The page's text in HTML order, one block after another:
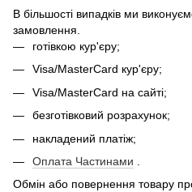
В більшості випадків ми
замовлення.
готівкою кур'єру;
Visa/MasterCard кур'єру;
Visa/MasterCard на сайті;
безготівковий розрахунок;
накладений платіж;
Оплата Частинами
Обмін або повернення товару